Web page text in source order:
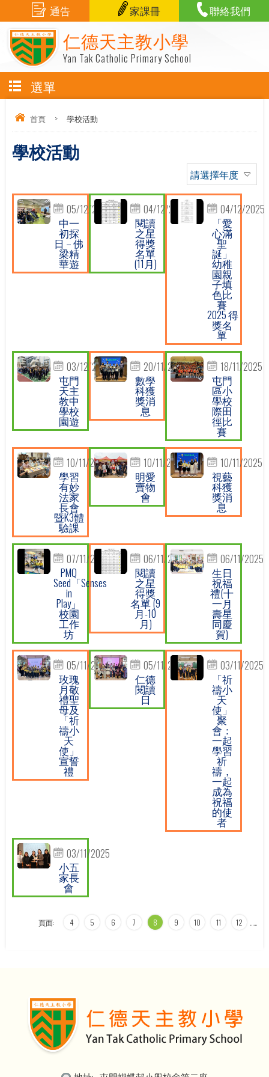
仁德天主教小學
Yan Tak Catholic Primary School
通告 家課冊 聯絡我們
選單
首頁 > 學校活動
學校活動
請選擇年度
05/12/2025
中一
初探
日 – 佛
梁精
華遊
04/12/2025
閱讀
之星
得獎
名單
(11月)
04/12/2025
「愛
心滿
聖
誕」
幼稚
園親
子填
色比
賽
2025 得
獎名
單
03/12/2025
屯門
天主
教中
學校
園遊
20/11/2025
數學
科獲
獎消
息
18/11/2025
屯門
區小
學校
際田
徑比
賽
10/11/2025
學習
有妙
法家
長會
暨K3體
驗課
10/11/2025
明愛
賣物
會
10/11/2025
視藝
科獲
獎消
息
07/11/2025
PMQ
Seed「Senses
in
Play」
校園
工作
坊
06/11/2025
閱讀
之星
得獎
名單 (9
月-10
月)
06/11/2025
生日
祝福
禮(十
一月
壽星
同慶
賀)
05/11/2025
玫瑰
月敬
禮聖
母及
「祈
禱小
天
使」
宣誓
禮
05/11/2025
仁德
閱讀
日
03/11/2025
「祈
禱小
天
使」
聚
會：
一起
學習
祈
禱，
一起
成為
祝福
的使
者
03/11/2025
小五
家長
會
頁面: …
4 5 6 7 8 9 10 11 12 …